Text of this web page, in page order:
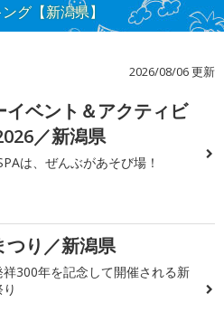
グ【新潟県】
2026/08/06 更新
イベント＆アクティビ
／新潟県
は、ぜんぶがあそび場！
つり／新潟県
祥300年を記念して開催される新